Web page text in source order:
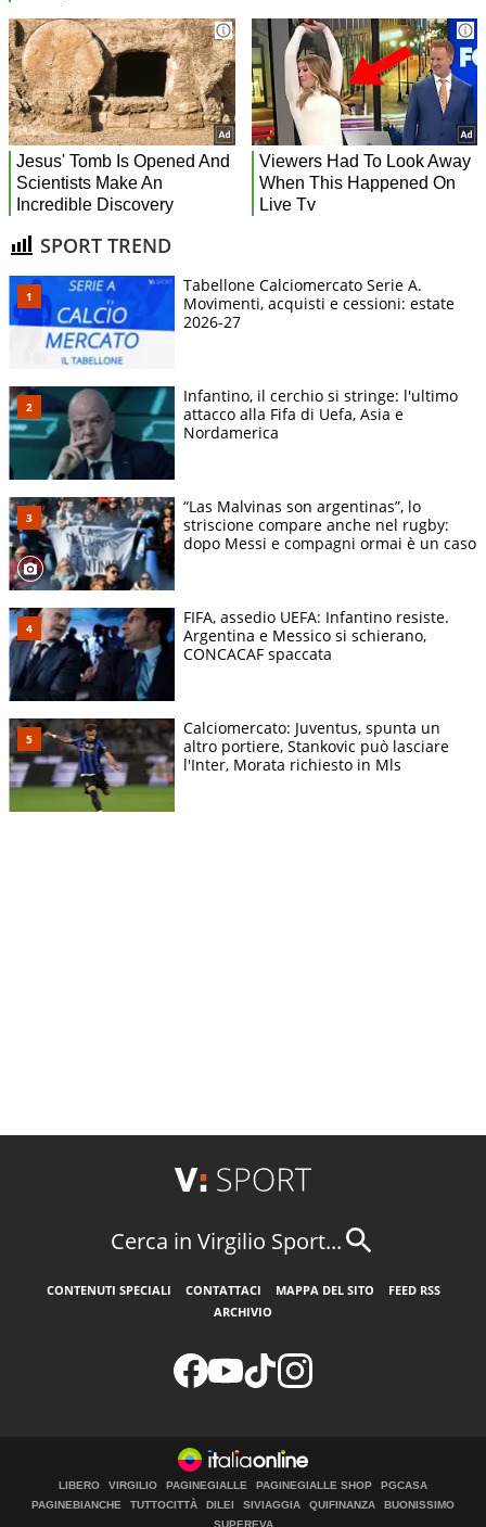
SPORT TREND
Tabellone Calciomercato Serie A.
Movimenti, acquisti e cessioni: estate
2026-27
Infantino, il cerchio si stringe: l'ultimo
attacco alla Fifa di Uefa, Asia e
Nordamerica
“Las Malvinas son argentinas”, lo
striscione compare anche nel rugby:
dopo Messi e compagni ormai è un caso
FIFA, assedio UEFA: Infantino resiste.
Argentina e Messico si schierano,
CONCACAF spaccata
Calciomercato: Juventus, spunta un
altro portiere, Stankovic può lasciare
l'Inter, Morata richiesto in Mls
Cerca in Virgilio Sport...
CONTENUTI SPECIALI CONTATTACI MAPPA DEL SITO
FEED RSS
ARCHIVIO
LIBERO VIRGILIO PAGINEGIALLE PAGINEGIALLE SHOP
PGCASA
PAGINEBIANCHE
TUTTOCITTÀ DILEI SIVIAGGIA QUIFINANZA
BUONISSIMO